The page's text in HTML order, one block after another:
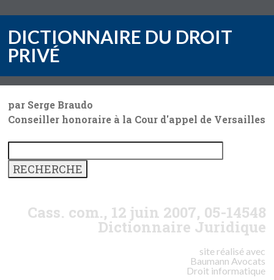
DICTIONNAIRE DU DROIT
PRIVÉ
par Serge Braudo
Conseiller honoraire à la Cour d'appel de Versailles
Cass. com., 12 juin 2007, 05-14548
Dictionnaire Juridique
site réalisé avec
Baumann Avocats
Droit informatique